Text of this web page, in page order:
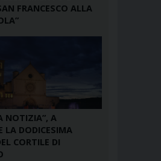
FRANCESCO ALLA
NOTIZIA”, A
LA DODICESIMA
CORTILE DI